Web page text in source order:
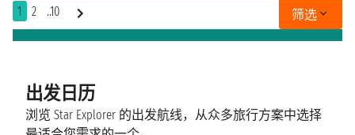
1 2 ..10 筛选
出发日历
浏览 Star Explorer 的出发航线，从众多旅行方案中选择